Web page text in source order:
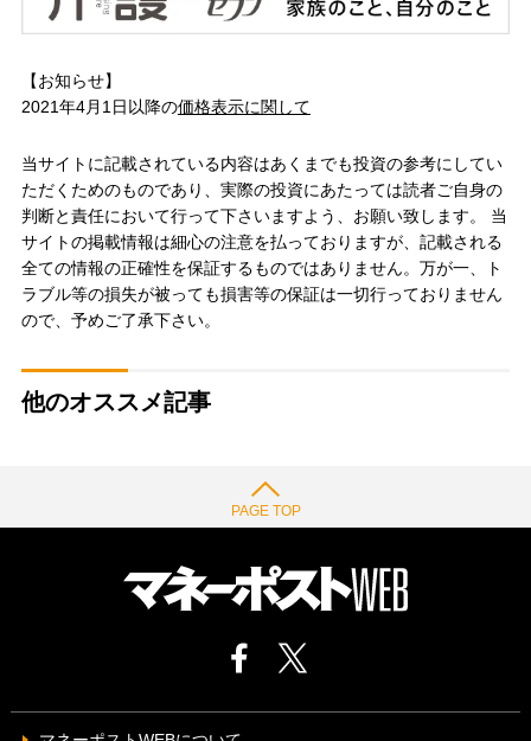
【お知らせ】
2021年4月1日以降の価格表示に関して
当サイトに記載されている内容はあくまでも投資の参考にしてい
ただくためのものであり、実際の投資にあたっては読者ご自身の
判断と責任において行って下さいますよう、お願い致します。 当
サイトの掲載情報は細心の注意を払っておりますが、記載される
全ての情報の正確性を保証するものではありません。万が一、ト
ラブル等の損失が被っても損害等の保証は一切行っておりません
ので、予めご了承下さい。
他のオススメ記事
PAGE TOP